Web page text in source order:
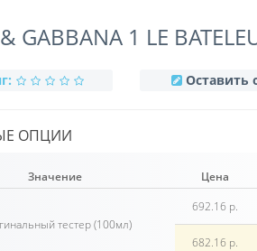
GABBANA 1 LE
Оставить
ОПЦИИ
Значение Цена
тестер (100мл)
692.16 р.
682.16 р.